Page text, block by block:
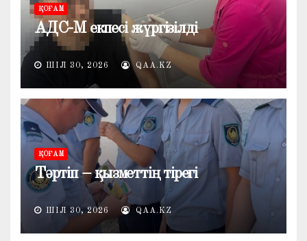
ҚОҒАМ
АДС-М екпесі жүргізілді
ШІЛ 30, 2026 QAA.KZ
ҚОҒАМ
Тәртіп – қызметтің тірегі
ШІЛ 30, 2026 QAA.KZ